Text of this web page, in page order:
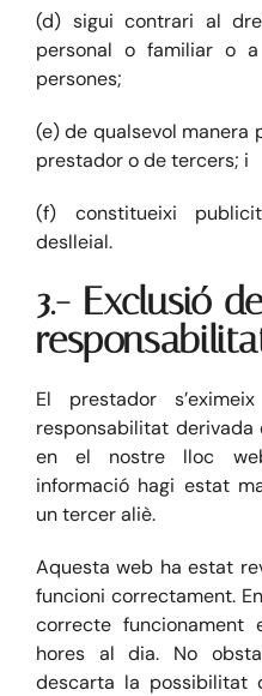
(d) sigui contrari al
personal o familiar o
persones;
(e) de qualsevol
prestador o de tercers; i
(f) constitueixi
deslleial.
3.- Exclusió
El prestador
responsabilitat
en el nostre lloc
informació hagi estat
un tercer aliè.
Aquesta web ha estat
funcioni correctament.
correcte funcionament
hores al dia. No
descarta la possibilitat